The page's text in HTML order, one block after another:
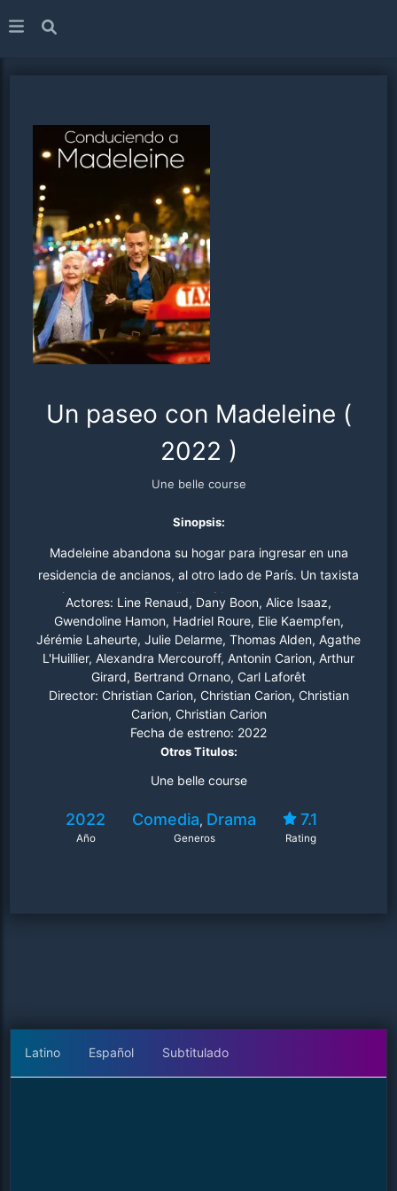
Un paseo con Madeleine (
2022 )
Une belle course
Sinopsis:
Madeleine abandona su hogar para ingresar en una
residencia de ancianos, al otro lado de París. Un taxista
viene a recogerla y ella le pide que pase por unos
lugares de la capital que han marcado su vida.
Actores: Line Renaud, Dany Boon, Alice Isaaz,
Gwendoline Hamon, Hadriel Roure, Elie Kaempfen,
Jérémie Laheurte, Julie Delarme, Thomas Alden, Agathe
L'Huillier, Alexandra Mercouroff, Antonin Carion, Arthur
Girard, Bertrand Ornano, Carl Laforêt
Director: Christian Carion, Christian Carion, Christian
Carion, Christian Carion
Fecha de estreno: 2022
Otros Titulos:
Une belle course
2022
Año
Comedia, Drama
Generos
7.1
Rating
Latino Español Subtitulado